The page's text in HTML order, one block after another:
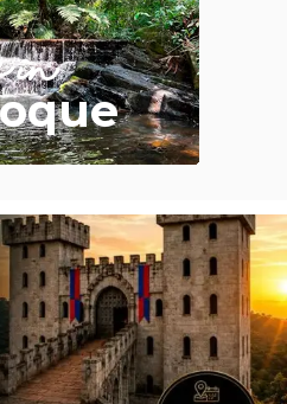
in